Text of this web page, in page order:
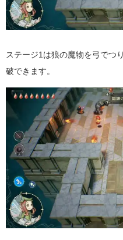
ステージ1は狼の魔物を弓でつ
破できます。